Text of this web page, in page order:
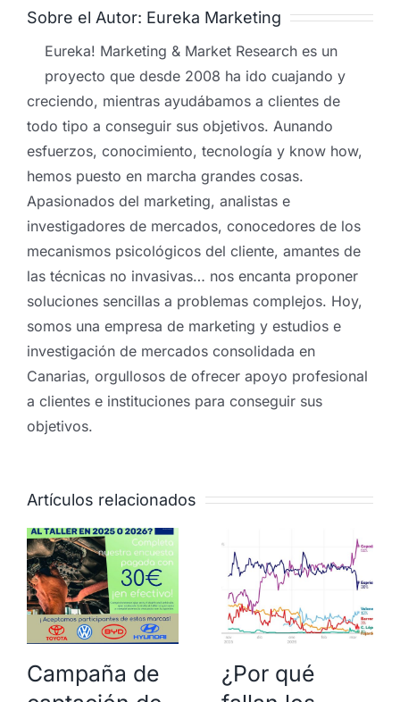
Sobre el Autor: Eureka Marketing
Eureka! Marketing & Market Research es un
proyecto que desde 2008 ha ido cuajando y
creciendo, mientras ayudábamos a clientes de
todo tipo a conseguir sus objetivos. Aunando
esfuerzos, conocimiento, tecnología y know how,
hemos puesto en marcha grandes cosas.
Apasionados del marketing, analistas e
investigadores de mercados, conocedores de los
mecanismos psicológicos del cliente, amantes de
las técnicas no invasivas… nos encanta proponer
soluciones sencillas a problemas complejos. Hoy,
somos una empresa de marketing y estudios e
investigación de mercados consolidada en
Canarias, orgullosos de ofrecer apoyo profesional
a clientes e instituciones para conseguir sus
objetivos.
Artículos relacionados
Campaña de
¿Por qué